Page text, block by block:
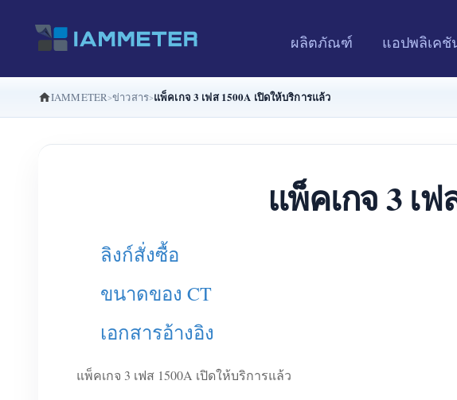
ผลิตภัณฑ์ แอปพลิเคชั
IAMMETER ข่าวสาร แพ็คเกจ 3 เฟส 1500A เปิดให้บริการแล้ว
แพ็คเกจ 3 เ
ลิงก์สั่งซื้อ
ขนาดของ CT
เอกสารอ้างอิง
แพ็คเกจ 3 เฟส 1500A เปิดให้บริการแล้ว